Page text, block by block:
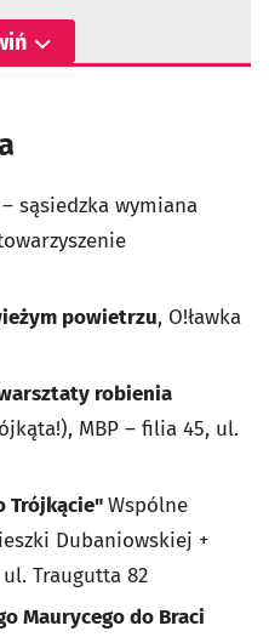
sąsiedzka wymiana
powietrzu, O!ławka
robienia
MBP – filia 45, ul.
Trójkącie"Wspólne
Dubaniowskiej +
Traugutta 82
Maurycego do Braci